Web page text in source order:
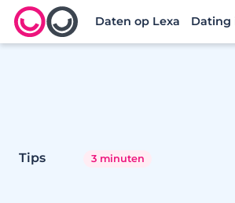
Lexa logo
Daten op Lexa Dating
Tips 3 minuten